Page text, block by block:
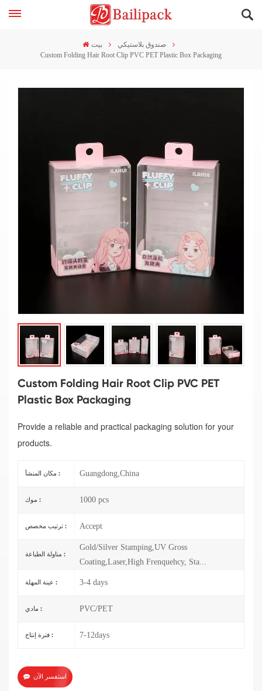
بيت
صندوق بلاستيكي
Custom Folding Hair Root Clip PVC PET Plastic Box Packaging
Custom Folding Hair Root Clip PVC PET
Plastic Box Packaging
Provide a reliable and practical packaging solution for your
products.
مكان المنشأ : Guangdong,China
موك : 1000 pcs
ترتيب مخصص : Accept
مناولة الطباعة :
Gold/Silver Stamping,UV Gross
Coating,Laser,High Frenquehcy, Sta...
عينة المهلة : 3-4 days
مادي : PVC/PET
فترة إنتاج : 7-12days
استفسر الآن